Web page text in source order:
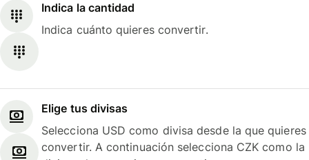
Indica la cantidad
Indica cuánto quieres convertir.
Elige tus divisas
Selecciona USD como divisa desde la que quieres
convertir. A continuación selecciona CZK como la